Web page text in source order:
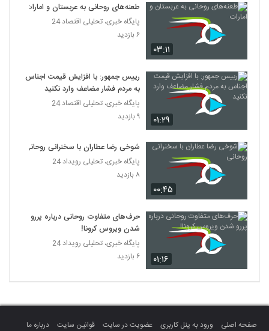
۰۳:۱۱
طعنه‌های روحانی به عربستان و امارات
پایگاه خبری، تحلیلی اقتصاد 24
۶ بازدید
۰۱:۲۹
رییس جمهور: با افزایش قیمت اجناس
به مردم فشار مضاعف وارد نکنید
پایگاه خبری، تحلیلی اقتصاد 24
۹ بازدید
۰۰:۴۵
شوخی رضا عطاران با سخنرانی روحانی
پایگاه خبری، تحلیلی رویداد 24
۸ بازدید
۰۱:۱۶
حرف‌های متفاوت روحانی درباره پررو
شدن ویروس کرونا!
پایگاه خبری، تحلیلی رویداد 24
۶ بازدید
صفحه اصلی ورود به پنل کاربری عضویت در سایت قوانین سایت درباره ما